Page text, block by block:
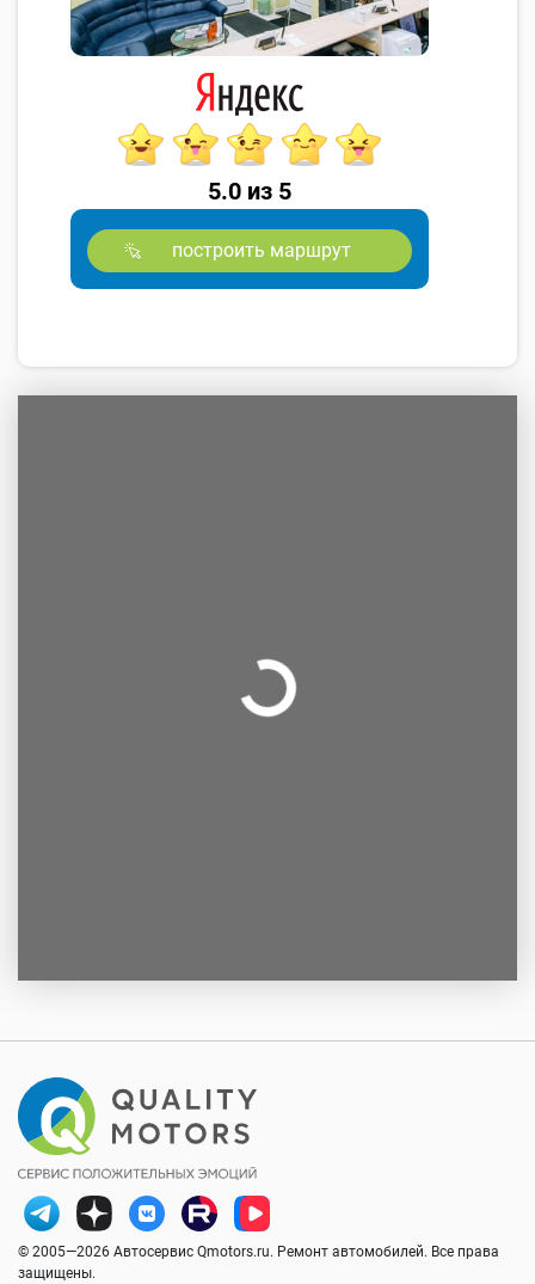
5.0 из 5
построить маршрут
© 2005—2026 Автосервис Qmotors.ru. Ремонт автомобилей. Все права
защищены.